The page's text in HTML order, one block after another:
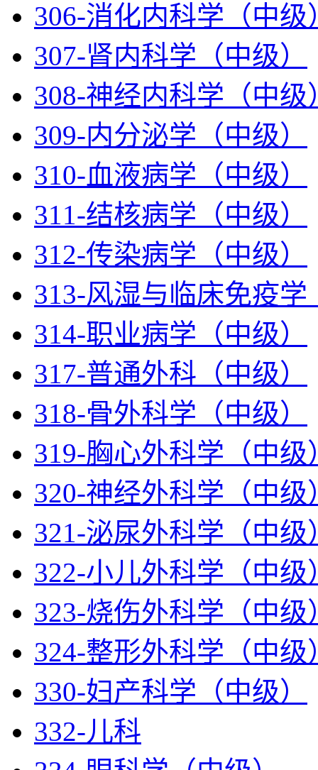
306-消化内科学（中级
307-肾内科学（中级）
308-神经内科学（中级
309-内分泌学（中级）
310-血液病学（中级）
311-结核病学（中级）
312-传染病学（中级）
313-风湿与临床免疫学
314-职业病学（中级）
317-普通外科（中级）
318-骨外科学（中级）
319-胸心外科学（中级
320-神经外科学（中级
321-泌尿外科学（中级
322-小儿外科学（中级
323-烧伤外科学（中级
324-整形外科学（中级
330-妇产科学（中级）
332-儿科